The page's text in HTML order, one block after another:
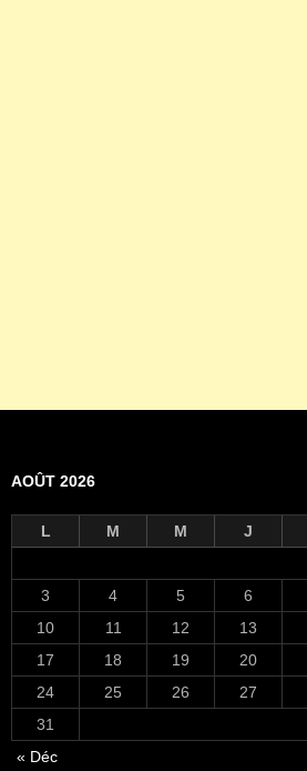
AOÛT 2026
L M M J
3
4 5 6
10
11 12 13
17
18 19 20
24
25 26 27
31
« Déc